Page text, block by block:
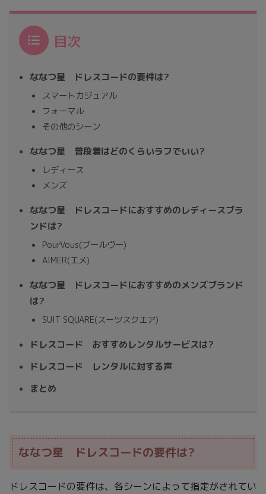
目次
ななつ星 ドレスコードの要件は?
スマートカジュアル
フォーマル
その他のシーン
ななつ星 普段着はどのくらいラフでいい?
レディース
メンズ
ななつ星 ドレスコードにおすすめのレディースブラ
ンドは?
PourVous(プールヴー)
AIMER(エメ)
ななつ星 ドレスコードにおすすめのメンズブランド
は?
SUIT SQUARE(スーツスクエア)
ドレスコード おすすめレンタルサービスは?
ドレスコード レンタルに対する声
まとめ
ななつ星 ドレスコードの要件は?
ドレスコードの要件は、各シーンによって指定がされてい